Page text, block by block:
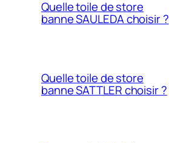
Quelle toile de store
banne SAULEDA choisir ?
Quelle toile de store
banne SATTLER choisir ?